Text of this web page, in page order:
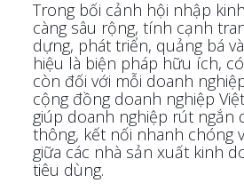
Trong bối cảnh hội nhập
càng sâu rộng, tính cạnh
dựng, phát triển, quảng bá
hiệu là biện pháp hữu ích,
còn đối với mỗi doanh
cộng đồng doanh nghiệp
giúp doanh nghiệp rút ngắn
thông, kết nối nhanh chóng
giữa các nhà sản xuất kinh
tiêu dùng.